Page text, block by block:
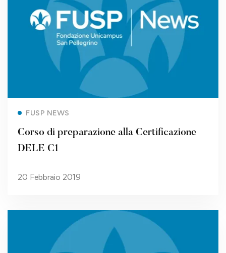
FUSP NEWS
Corso di preparazione alla Certificazione
DELE C1
20 Febbraio 2019